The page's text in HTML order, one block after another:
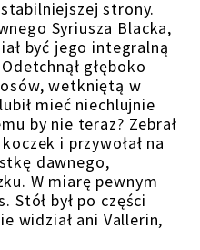
strony.
Syriusza Blacka,
być jego integralną
głęboko
wetkniętą w
mieć niechlujnie
by nie teraz? Zebrał
i przywołał na
dawnego,
W miarę pewnym
Stół był po części
widział ani Vallerin,